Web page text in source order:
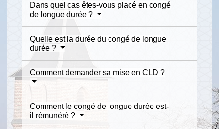
Dans quel cas êtes-vous placé en congé
de longue durée ?
Quelle est la durée du congé de longue
durée ?
Comment demander sa mise en CLD ?
Comment le congé de longue durée est-
il rémunéré ?